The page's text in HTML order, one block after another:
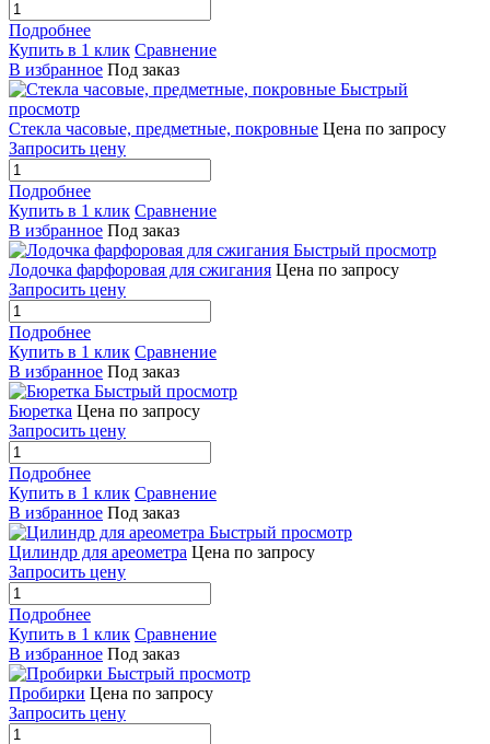
Подробнее
Купить в 1 клик Сравнение
В избранное Под заказ
Быстрый
просмотр
Стекла часовые, предметные, покровные Цена по запросу
Запросить цену
Подробнее
Купить в 1 клик Сравнение
В избранное Под заказ
Быстрый просмотр
Лодочка фарфоровая для сжигания Цена по запросу
Запросить цену
Подробнее
Купить в 1 клик Сравнение
В избранное Под заказ
Быстрый просмотр
Бюретка Цена по запросу
Запросить цену
Подробнее
Купить в 1 клик Сравнение
В избранное Под заказ
Быстрый просмотр
Цилиндр для ареометра Цена по запросу
Запросить цену
Подробнее
Купить в 1 клик Сравнение
В избранное Под заказ
Быстрый просмотр
Пробирки Цена по запросу
Запросить цену